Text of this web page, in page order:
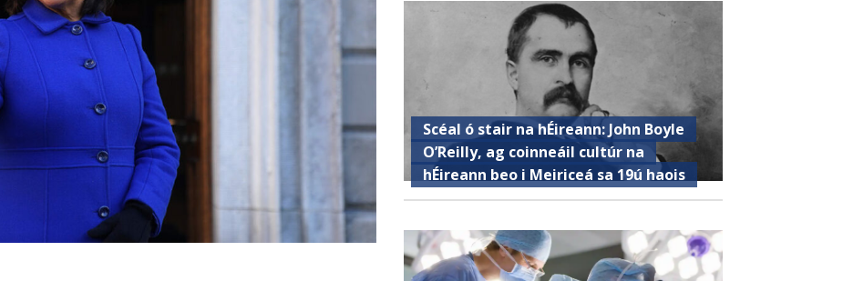
Scéal ó stair na hÉireann: John Boyle
O’Reilly, ag coinneáil cultúr na
hÉireann beo i Meiriceá sa 19ú haois